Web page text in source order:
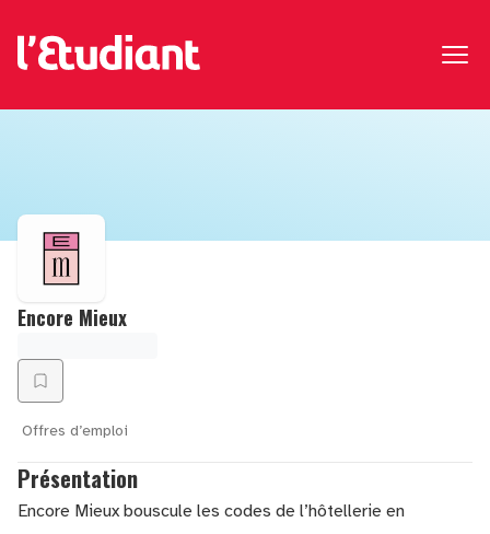
Encore Mieux
Offres d’emploi
Présentation
Encore Mieux bouscule les codes de l’hôtellerie en